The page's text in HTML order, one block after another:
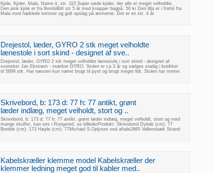
Kjole, Kjoler, Mala, Name it, str. 110 Super søde kjoler, der alle er meget velholdte.
Den pink kjole er fra BombiBitt str 5 år med knapper bagpå. 50 kr Den lilla er i frotté fra
Mala med hæklede lommer og gult opslag på ærmerne. Det er en str. 4 år
Drejestol, læder, GYRO 2 stk meget velholdte
lænestole i sort skind - designet af sve..
Drejestol, læder, GYRO 2 stk meget velholdte lænestole i sort skind - designet af
svensker Jan Ekstrøm - mærket GYRO. Stolen er ca 3 år og sælges stadig i butikker
til 5699 stk. Har næsten kun været brugt til pynt og brugt meget lidt. Stolen har meme
Skrivebord, b: 173 d: 77 h: 77 antikt, grønt
læder indlæg, meget velholdt, stort og ..
Skrivebord, b: 173 d: 77 h: 77 antikt, grønt læder indlæg, meget velholdt, stort og med
mange skuffer, kan ses i Rungsted, se billederProdukt: Skrivebord Dybde (cm): 77
Bredde (cm): 173 Højde (cm): 77Michael S.Oplyses ved aftale2665 Vallensbæk Strand
Kabelskræller klemme model Kabelskræller der
klemmer ledning meget god til kabler med..